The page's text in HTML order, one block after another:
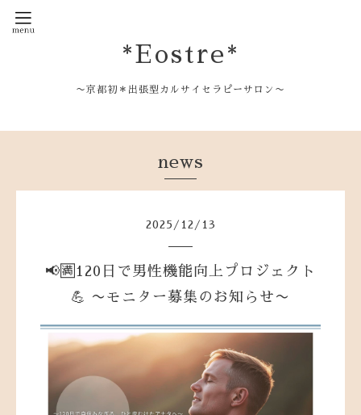
*Eostre*
〜京都初＊出張型カルサイセラピーサロン〜
news
2025 / 12 / 13
📢🈵120日で男性機能向上プロジェクト
💪 〜モニター募集のお知らせ〜